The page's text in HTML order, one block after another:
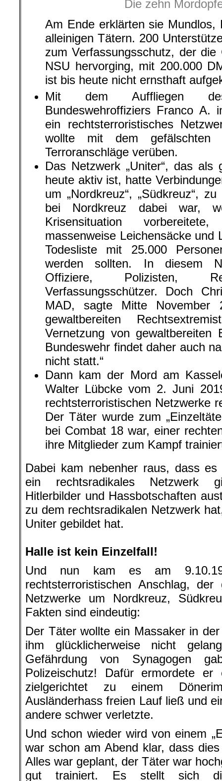
wollte mit dem gefälschten
Terroranschläge verüben.
Das Netzwerk „Uniter“, das als
heute aktiv ist, hatte
um „Nordkreuz“, „Südkreuz“,
bei Nordkreuz dabei war,
Krisensituation
massenweise Leichensäcke und
Todesliste mit 25.000
werden sollten. In diesem
Offiziere, Polizisten,
Verfassungsschützer. Doch
MAD, sagte Mitte November
gewaltbereiten
Vernetzung von gewaltbereiten
Bundeswehr findet daher auch
nicht statt.“
Dann kam der Mord am
Walter Lübcke vom 2. Juni
rechtsterroristischen Netzwerke
Der Täter wurde zum
bei Combat 18 war, einer
ihre Mitglieder zum Kampf
Dabei kam nebenher raus, dass
ein rechtsradikales Netzwerk
Hitlerbilder und Hassbotschaften
zu dem rechtsradikalen Netzwerk
Uniter gebildet hat.
Halle ist kein Einzelfall!
Und nun kam es am
rechtsterroristischen Anschlag,
Netzwerke um Nordkreuz,
Fakten sind eindeutig:
Der Täter wollte ein Massaker in
ihm glücklicherweise nicht
Gefährdung von Synagogen
zielgerichtet zu einem
Ausländerhass freien Lauf ließ und
andere schwer verletzte.
Und schon wieder wird von einem
war schon am Abend klar, dass
Alles war geplant, der Täter war
gut trainiert. Es stellt sich
Zusammenhängen hat er
Munition und Sprengstoff? Das
vom „Einzeltäter“, das nun schon
soll von den Netzwerken und
.
Mehr „Sicherheitskräfte“?
Reflexartig wird nun wieder von
Forderung nach mehr
Gesetzesverschärfungen, also